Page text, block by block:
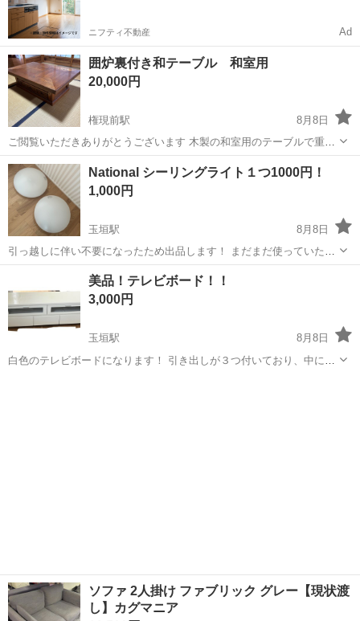
ニフティ不動産 Ad
囲炉裏付き和テーブル 和室用
20,000円
権現前駅
8月8日
ご閲覧いただきありがとうございます 木製の和室用のテーブルで重さ
があります 大きさなどは写真にてメジャーを添えておりますのでご参
考になさってください 特徴1 下段に引き出しが三つあります 引き
出しは未使用です 特徴2 ...
三重 松阪市 テーブル
National シーリングライト１つ1000円！
1,000円
玉垣駅
8月8日
引っ越しに伴い不要になったため出品します！ まだまだ使っていただ
けます！ リモコンに日焼けがあるのと、一つ小さな割れがあります
が、問題なく使用できます！ まとめての購入でも単品での購入でもど
ちらも大歓迎です！ ネジを使用し...
鈴鹿市 玉垣駅 照明器具 National
美品！テレビボード！！
3,000円
玉垣駅
8月8日
白色のテレビボードになります！ 引き出しが３つ付いており、中にコ
ソファ 2人掛け ファブリック グレー【現状渡
し】カグマニア